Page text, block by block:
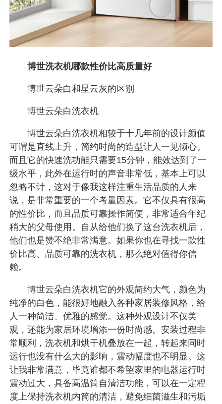
博世洗衣机哪款性价比高质量好
博世云朵白和星云灰的区别
博世云朵白洗衣机
博世云朵白洗衣机相较于十几年前的设计颜值
可谓是直线上升，简约时尚的造型让人一见倾心。
而且它的快速洗功能只需要15分钟，能效达到了一
级水平，此外在运行时的声音非常低，基本上可以
忽略不计，这对于像我这样注重生活品质的人来
说，是非常重要的一个考量因素。它不仅具有很高
的性价比，而且品质可靠操作简便，非常适合年纪
稍大的父母使用。自从给他们换了这台洗衣机后，
他们也是赞不绝非常满意。如果你也在寻找一款性
价比高、品质可靠的洗衣机，那么绝对值得你信
赖。
博世云朵白洗衣机它的外观简约大气，颜色为
纯净的白色，能很好地融入各种家居装修风格，给
人一种简洁、优雅的感觉。这种外观设计不仅美
观，还能为家居环境增添一份时尚感。安装过程非
常顺利，洗衣机和烘干机叠放在一起，转起来同时
运行也没有什么大的影响，震动幅度也不明显。这
让我非常满意，毕竟谁都不希望家里的电器运行时
震动过大，具备高温筒自清洁功能，可以在一定程
度上保持洗衣机内筒的清洁，避免细菌滋生和污垢